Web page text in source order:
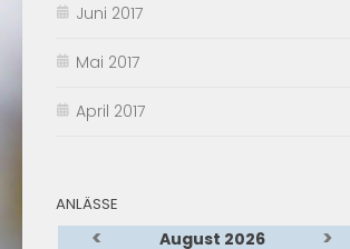
Juni 2017
Mai 2017
April 2017
ANLÄSSE
< August 2026 >